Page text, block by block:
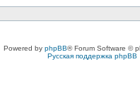
Powered by phpBB® Forum Software ©
Русская поддержка phpBB